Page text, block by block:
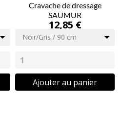
Cravache de dressage
SAUMUR
12,85 €
Noir/Gris / 90 cm
Ajouter au panier